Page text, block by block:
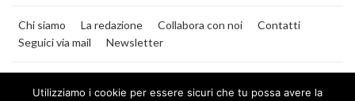
Chi siamo La redazione Collabora con noi
Contatti
Seguici via mail
Newsletter
Utilizziamo i cookie per essere sicuri che tu possa avere la